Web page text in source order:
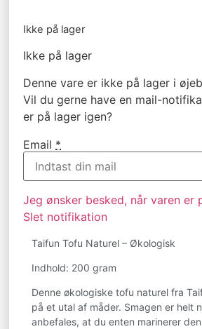
Ikke på lager
Ikke på lager
Denne vare er ikke på lager i
Vil du gerne have en mail-
er på lager igen?
Email *
Jeg ønsker besked, når varen er
Slet notifikation
Taifun Tofu Naturel – Økologisk
Indhold: 200 gram
Denne økologiske tofu naturel fra
på et utal af måder. Smagen er helt
anbefales, at du enten marinerer